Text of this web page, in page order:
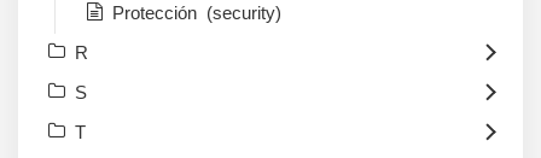
Protección (security)
R
S
T